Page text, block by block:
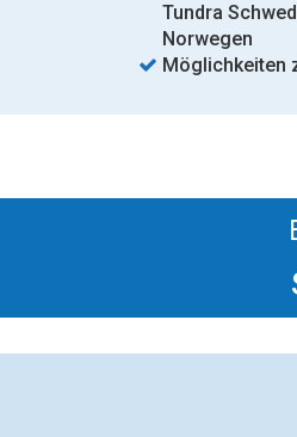
Tundra
Norwegen
Möglichkeiten